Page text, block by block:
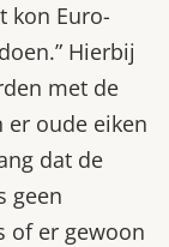
kon Euro-
Hierbij
met de
er oude eiken
dat de
geen
of er gewoon